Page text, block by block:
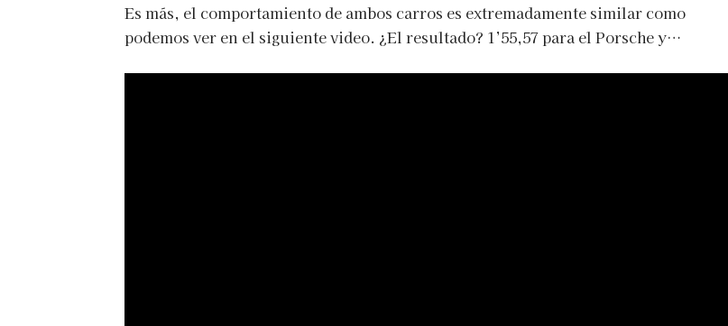
Es más, el comportamiento de ambos carros es extremadamente similar como
podemos ver en el siguiente video. ¿El resultado? 1’55,57 para el Porsche y…